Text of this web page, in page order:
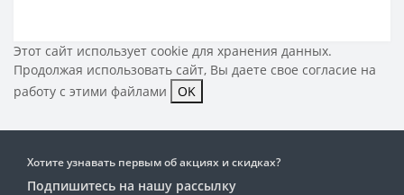
Этот сайт использует cookie для хранения данных.
Продолжая использовать сайт, Вы даете свое согласие на
работу с этими файлами
OK
Хотите узнавать первым об акциях и скидках?
Подпишитесь на нашу рассылку